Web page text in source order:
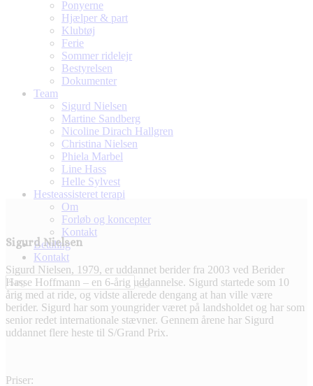
Ponyerne
Hjælper & part
Klubtøj
Ferie
Sommer ridelejr
Bestyrelsen
Dokumenter
Team
Sigurd Nielsen
Martine Sandberg
Nicoline Dirach Hallgren
Christina Nielsen
Phiela Marbel
Line Hass
Helle Sylvest
Hesteassisteret terapi
Om
Forløb og koncepter
Kontakt
Betaling
Kontakt
Sigurd Nielsen
Sigurd Nielsen, 1979, er uddannet berider fra 2003 ved Berider
Hasse Hoffmann – en 6-årig uddannelse. Sigurd startede som 10
årig med at ride, og vidste allerede dengang at han ville være
berider. Sigurd har som youngrider været på landsholdet og har som
senior redet internationale stævner. Gennem årene har Sigurd
uddannet flere heste til S/Grand Prix.
Priser: